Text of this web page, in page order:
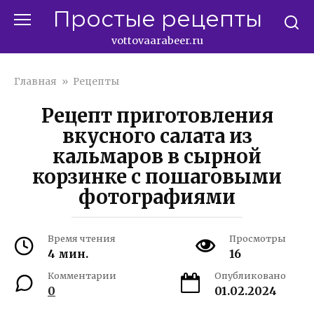
Простые рецепты
vottovaarabeer.ru
Главная » Рецепты
Рецепт приготовления
вкусного салата из
кальмаров в сырной
корзинке с пошаговыми
фотографиями
Время чтения
4 мин.
Просмотры
16
Комментарии
0
Опубликовано
01.02.2024